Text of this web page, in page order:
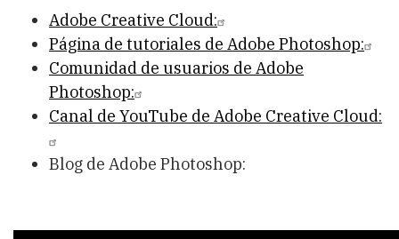
Adobe Creative Cloud:
Página de tutoriales de Adobe Photoshop:
Comunidad de usuarios de Adobe
Photoshop:
Canal de YouTube de Adobe Creative Cloud:
Blog de Adobe Photoshop: